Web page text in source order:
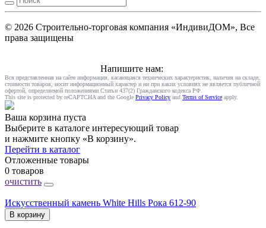
© 2026 Строительно-торговая компания «ИндивиДОМ», Все
права защищены
Напишите нам:
Вся представленная на сайте информация, касающаяся технических характеристик, наличия на складе,
стоимости товаров, носит информационный характер и ни при каких условиях не является публичной
офертой, определяемой положениями Статьи 437(2) Гражданского кодекса РФ.
This site is protected by reCAPTCHA and the Google Privacy Policy and Terms of Service apply.
Ваша корзина пуста
Выберите в каталоге интересующий товар
и нажмите кнопку «В корзину».
Перейти в каталог
Отложенные товары
0 товаров
очистить
Искусственный камень White Hills Рока 612-90
В корзину